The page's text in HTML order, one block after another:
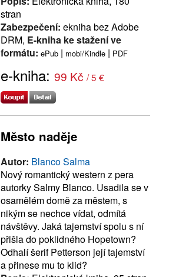
stran
Zabezpečení: ekniha bez Adobe
DRM, E-kniha ke stažení ve
formátu: ePub | mobi/Kindle | PDF
e-kniha: 99 Kč / 5 €
Město naděje
Autor: Blanco Salma
Nový romantický western z pera
autorky Salmy Blanco. Usadila se v
osamělém domě za městem, s
nikým se nechce vídat, odmítá
návštěvy. Jaká tajemství spolu s ní
přišla do poklidného Hopetown?
Odhalí šerif Petterson její tajemství
a přinese mu to klid?